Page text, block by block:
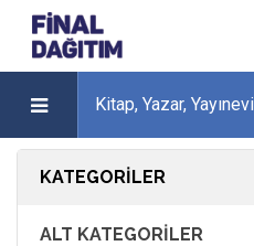
KATEGORILER
ALT KATEGORILER